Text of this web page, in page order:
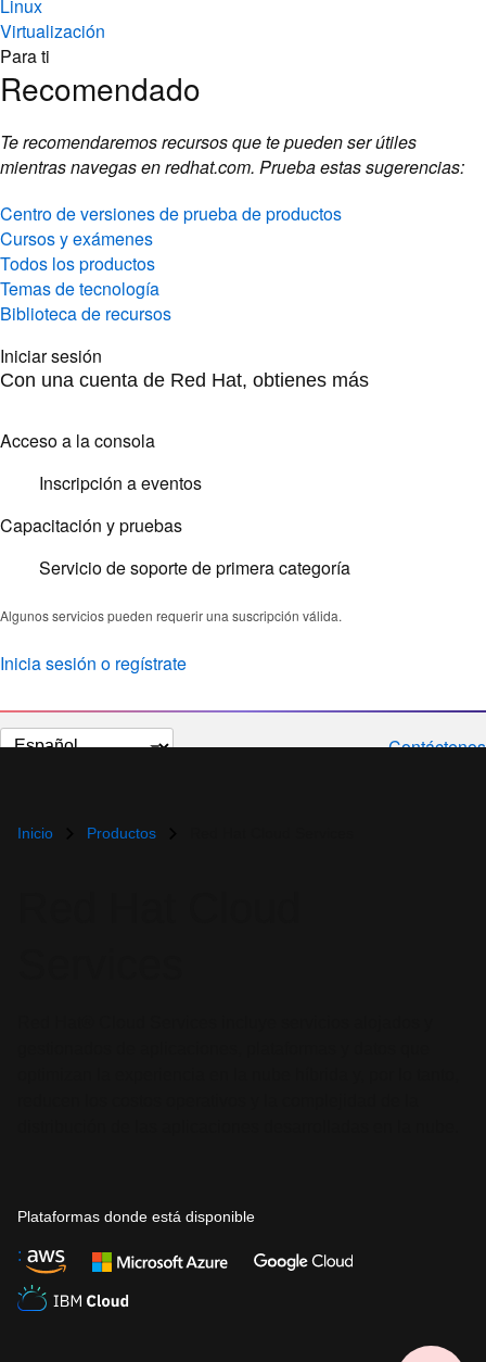
Linux
Virtualización
Para ti
Recomendado
Te recomendaremos recursos que te pueden ser útiles
mientras navegas en redhat.com. Prueba estas sugerencias:
Centro de versiones de prueba de productos
Cursos y exámenes
Todos los productos
Temas de tecnología
Biblioteca de recursos
Iniciar sesión
Con una cuenta de Red Hat, obtienes más
Acceso a la consola
Inscripción a eventos
Capacitación y pruebas
Servicio de soporte de primera categoría
Algunos servicios pueden requerir una suscripción válida.
Inicia sesión o regístrate
Cambiar
Contáctenos
Inicio Productos
Plataformas donde está disponible
: